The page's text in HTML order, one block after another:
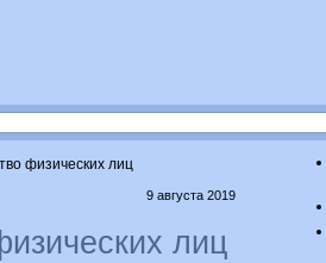
физических лиц
9 августа 2019
лиц